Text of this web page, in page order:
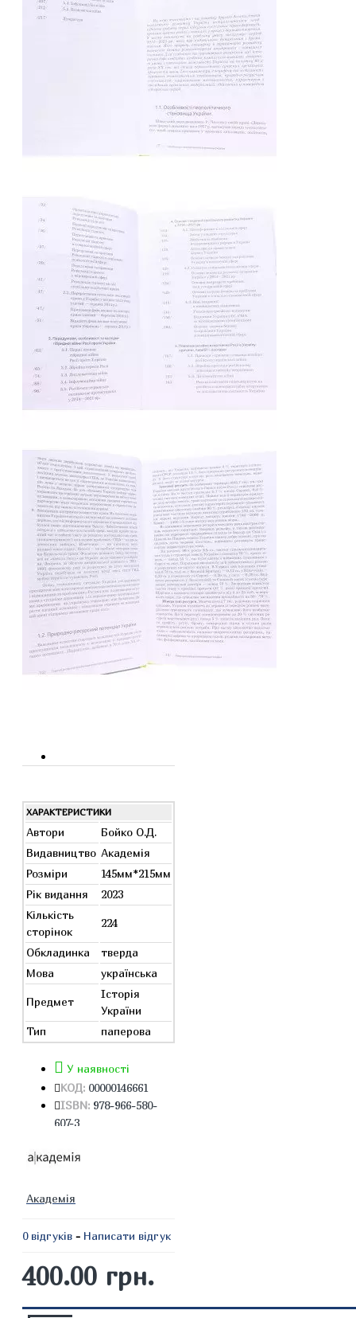
ХАРАКТЕРИСТИКИ
Автори
Бойко О.Д.
Видавництво Академія
Розміри
145мм*215мм
Рік видання
2023
Кількість
сторінок
224
Обкладинка
тверда
Мова
українська
Предмет
Історія
України
Тип
паперова
У наявності
КОД: 00000146661
ISBN: 978-966-580-
607-3
Академія
0 відгуків - Написати відгук
400.00 грн.